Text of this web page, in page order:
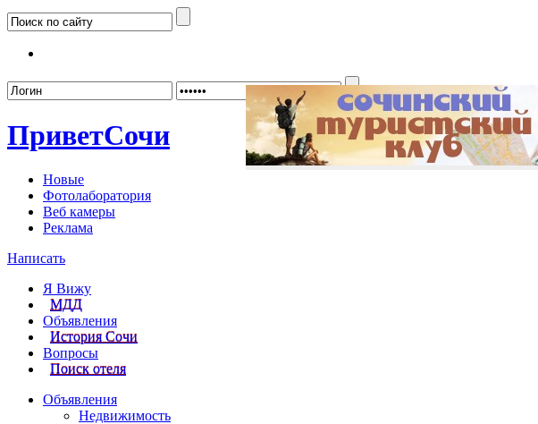
Забыли пароль? Регистрация
ПриветСочи
Новые
Фотолаборатория
Веб камеры
Реклама
Написать
Я Вижу
МДД
Объявления
История Сочи
Вопросы
Поиск отеля
Объявления
Недвижимость